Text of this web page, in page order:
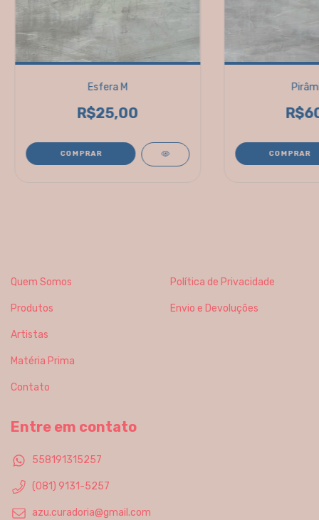
Esfera M
R$25,00
Quem Somos
Produtos
Artistas
Matéria Prima
Contato
Política de Privacidade
Envio e Devoluções
Entre em contato
558191315257
(081) 9131-5257
azu.curadoria@gmail.com